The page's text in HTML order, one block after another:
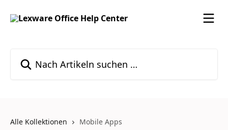
Alle Kollektionen Mobile Apps